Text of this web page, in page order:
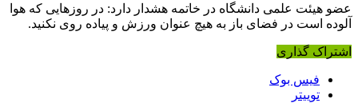
عضو هیئت علمی دانشگاه در خاتمه هشدار دارد: در روزهایی که هوا
آلوده است در فضای باز به هیچ عنوان ورزش و پیاده روی نکنید.
اشتراک گذاری
فیس بوک
توییتر